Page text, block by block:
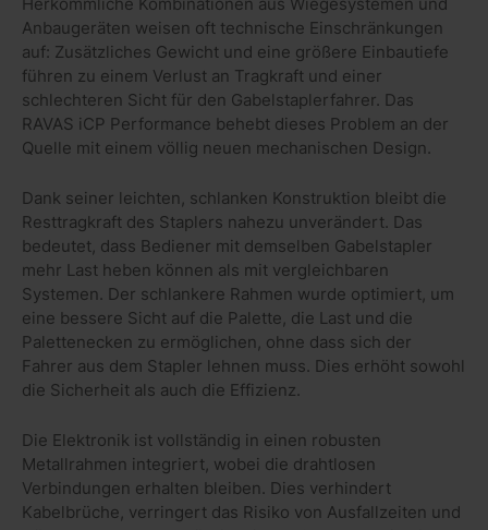
Anbaugeräten weisen oft technische Einschränkungen
auf: Zusätzliches Gewicht und eine größere Einbautiefe
führen zu einem Verlust an Tragkraft und einer
schlechteren Sicht für den Gabelstaplerfahrer. Das
RAVAS iCP Performance behebt dieses Problem an der
Quelle mit einem völlig neuen mechanischen Design.
Dank seiner leichten, schlanken Konstruktion bleibt die
Resttragkraft des Staplers nahezu unverändert. Das
bedeutet, dass Bediener mit demselben Gabelstapler
mehr Last heben können als mit vergleichbaren
Systemen. Der schlankere Rahmen wurde optimiert, um
eine bessere Sicht auf die Palette, die Last und die
Palettenecken zu ermöglichen, ohne dass sich der
Fahrer aus dem Stapler lehnen muss. Dies erhöht sowohl
die Sicherheit als auch die Effizienz.
Die Elektronik ist vollständig in einen robusten
Metallrahmen integriert, wobei die drahtlosen
Verbindungen erhalten bleiben. Dies verhindert
Kabelbrüche, verringert das Risiko von Ausfallzeiten und